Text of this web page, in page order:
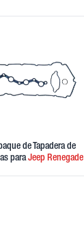
de Tapadera de
paraJeep Renegade